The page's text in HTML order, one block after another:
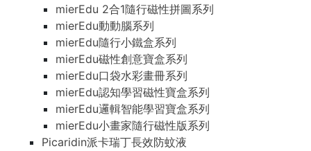
mierEdu 2合1隨行磁性拼圖系列
mierEdu動動腦系列
mierEdu隨行小鐵盒系列
mierEdu磁性創意寶盒系列
mierEdu口袋水彩畫冊系列
mierEdu認知學習磁性寶盒系列
mierEdu邏輯智能學習寶盒系列
mierEdu小畫家隨行磁性版系列
Picaridin派卡瑞丁長效防蚊液